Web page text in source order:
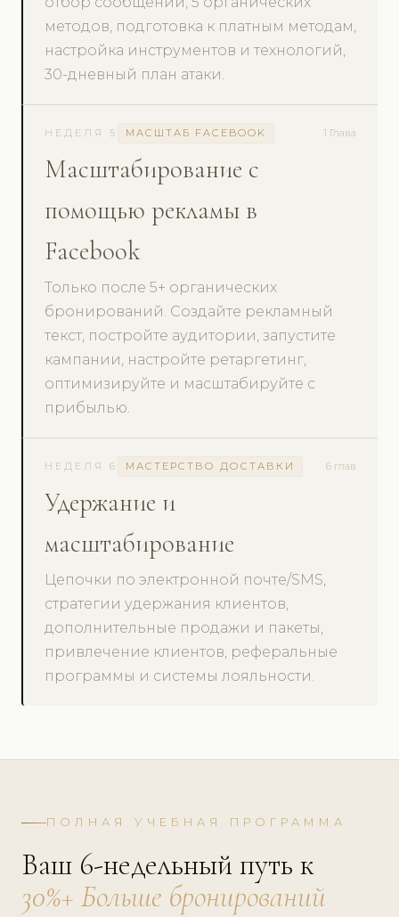
методов, подготовка к платным методам,
настройка инструментов и технологий,
30-дневный план атаки.
НЕДЕЛЯ 5 МАСШТАБ FACEBOOK 1 Глава
Масштабирование с
помощью рекламы в
Facebook
Только после 5+ органических
бронирований. Создайте рекламный
текст, постройте аудитории, запустите
кампании, настройте ретаргетинг,
оптимизируйте и масштабируйте с
прибылью.
НЕДЕЛЯ 6 МАСТЕРСТВО ДОСТАВКИ 6 глав
Удержание и
масштабирование
Цепочки по электронной почте/SMS,
стратегии удержания клиентов,
дополнительные продажи и пакеты,
привлечение клиентов, реферальные
программы и системы лояльности.
ПОЛНАЯ УЧЕБНАЯ ПРОГРАММА
Ваш 6-недельный путь к
30%+ Больше бронирований